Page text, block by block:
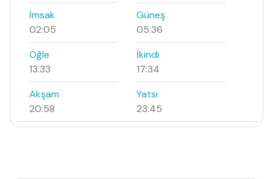
İmsak
02:05
Güneş
05:36
Öğle
13:33
İkindi
17:34
Akşam
20:58
Yatsı
23:45